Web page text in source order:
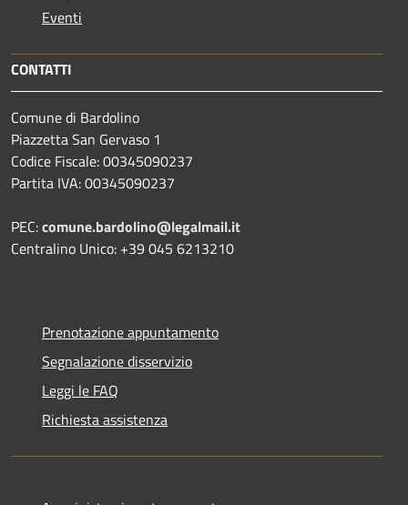
Eventi
CONTATTI
Comune di Bardolino
Piazzetta San Gervaso 1
Codice Fiscale: 00345090237
Partita IVA: 00345090237
PEC:comune.bardolino@legalmail.it
Centralino Unico: +39 045 6213210
Prenotazione appuntamento
Segnalazione disservizio
Leggi le FAQ
Richiesta assistenza